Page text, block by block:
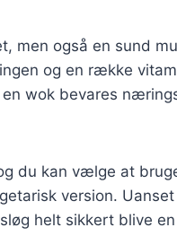
men også en sund
og en række
wok bevares
du kan vælge at
version.
helt sikkert blive